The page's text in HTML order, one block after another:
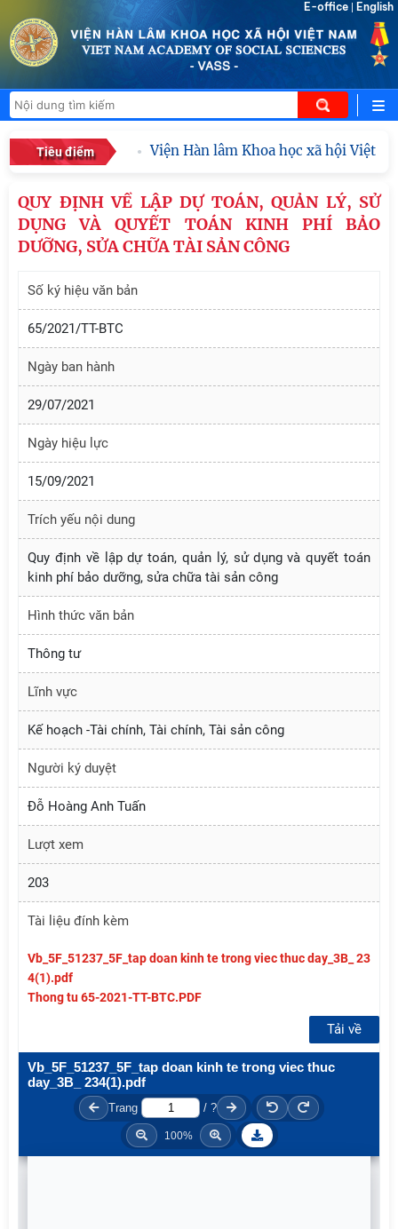
E-office English
Tiêu điểm Viện Hàn lâm Khoa học xã hội Việt
QUY ĐỊNH VỀ LẬP DỰ TOÁN, QUẢN LÝ, SỬ
DỤNG VÀ QUYẾT TOÁN KINH PHÍ BẢO
DƯỠNG, SỬA CHỮA TÀI SẢN CÔNG
Số ký hiệu văn bản
65/2021/TT-BTC
Ngày ban hành
29/07/2021
Ngày hiệu lực
15/09/2021
Trích yếu nội dung
Quy định về lập dự toán, quản lý, sử dụng và quyết toán
kinh phí bảo dưỡng, sửa chữa tài sản công
Hình thức văn bản
Thông tư
Lĩnh vực
Kế hoạch -Tài chính, Tài chính, Tài sản công
Người ký duyệt
Đỗ Hoàng Anh Tuấn
Lượt xem
203
Tài liệu đính kèm
Vb_5F_51237_5F_tap doan kinh te trong viec thuc day_3B_ 23
4(1).pdf
Thong tu 65-2021-TT-BTC.PDF
Tải về